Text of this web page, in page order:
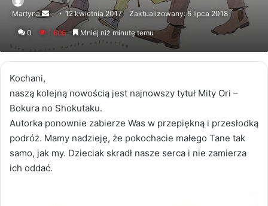
Martyna
Send
an
12 kwietnia 2017 Zaktualizowany: 5 lipca 2018
0 1 666 Mniej niż minutę temu
Kochani,
naszą kolejną nowością jest najnowszy tytuł Mity Ori –
Bokura no Shokutaku.
Autorka ponownie zabierze Was w przepiękną i przesłodką
podróż. Mamy nadzieję, że pokochacie małego Tane tak
samo, jak my. Dzieciak skradł nasze serca i nie zamierza
ich oddać.